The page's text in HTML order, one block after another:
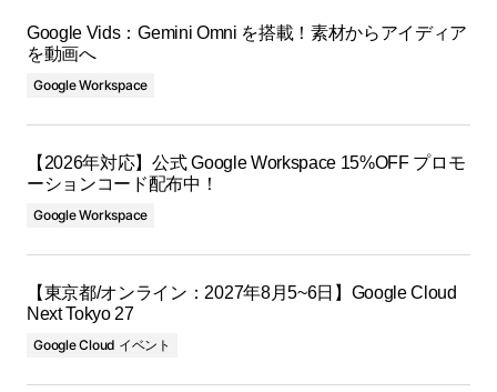
Google Vids：Gemini Omni を搭載！素材からアイディア
を動画へ
Google Workspace
【2026年対応】公式 Google Workspace 15%OFF プロモ
ーションコード配布中！
Google Workspace
【東京都/オンライン：2027年8月5~6日】Google Cloud
Next Tokyo 27
Google Cloud イベント